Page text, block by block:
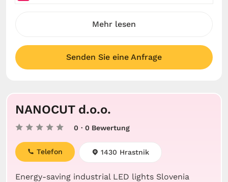
Mehr lesen
Senden Sie eine Anfrage
NANOCUT d.o.o.
0 · 0 Bewertung
Energy-saving industrial LED lights Slovenia
Telefon 1430 Hrastnik